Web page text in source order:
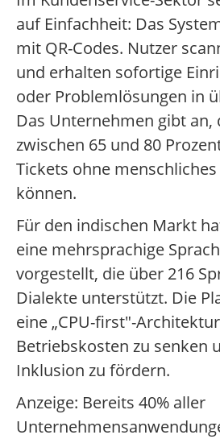
auf Einfachheit: Das
mit QR-Codes. Nutzer
und erhalten sofortige
oder Problemlösungen in
Das Unternehmen gibt an,
zwischen 65 und 80
Tickets ohne
können.
Für den indischen Markt
eine mehrsprachige
vorgestellt, die über 216
Dialekte unterstützt. Die
eine „CPU-first"-
Betriebskosten zu senken
Inklusion zu fördern.
Anzeige: Bereits 40% aller